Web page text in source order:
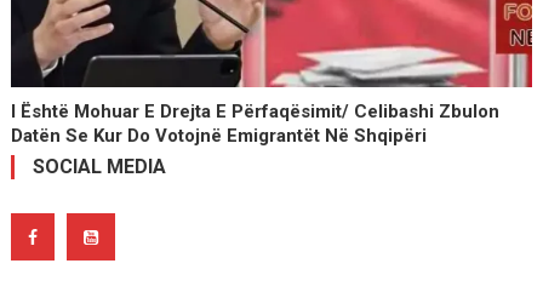
I Është Mohuar E Drejta E Përfaqësimit/ Celibashi Zbulon
Datën Se Kur Do Votojnë Emigrantët Në Shqipëri
SOCIAL MEDIA